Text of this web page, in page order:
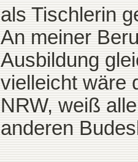
als Tischlerin
An meiner
Ausbildung
vielleicht wäre
NRW, weiß
anderen